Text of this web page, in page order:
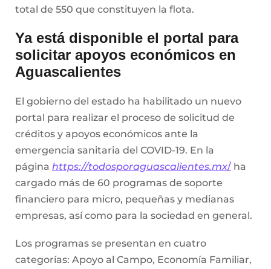
total de 550 que constituyen la flota.
Ya está disponible el portal para
solicitar apoyos económicos en
Aguascalientes
El gobierno del estado ha habilitado un nuevo
portal para realizar el proceso de solicitud de
créditos y apoyos económicos ante la
emergencia sanitaria del COVID-19. En la
página https://todosporaguascalientes.mx/ ha
cargado más de 60 programas de soporte
financiero para micro, pequeñas y medianas
empresas, así como para la sociedad en general.
Los programas se presentan en cuatro
categorías: Apoyo al Campo, Economía Familiar,